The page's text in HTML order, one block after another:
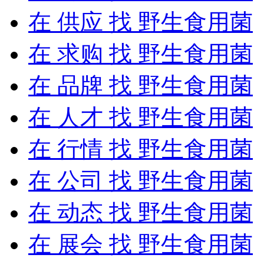
在 供应 找 野生食用菌
在 求购 找 野生食用菌
在 品牌 找 野生食用菌
在 人才 找 野生食用菌
在 行情 找 野生食用菌
在 公司 找 野生食用菌
在 动态 找 野生食用菌
在 展会 找 野生食用菌